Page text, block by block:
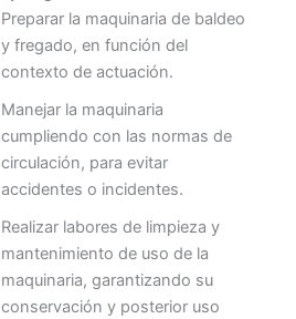
Preparar la maquinaria de baldeo
y fregado, en función del
contexto de actuación.
Manejar la maquinaria
cumpliendo con las normas de
circulación, para evitar
accidentes o incidentes.
Realizar labores de limpieza y
mantenimiento de uso de la
maquinaria, garantizando su
conservación y posterior uso